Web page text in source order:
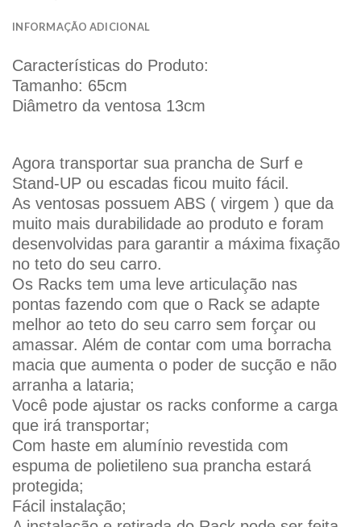
INFORMAÇÃO ADICIONAL
Características do Produto:
Tamanho: 65cm
Diâmetro da ventosa 13cm
Agora transportar sua prancha de Surf e
Stand-UP ou escadas ficou muito fácil.
As ventosas possuem ABS ( virgem ) que da
muito mais durabilidade ao produto e foram
desenvolvidas para garantir a máxima fixação
no teto do seu carro.
Os Racks tem uma leve articulação nas
pontas fazendo com que o Rack se adapte
melhor ao teto do seu carro sem forçar ou
amassar. Além de contar com uma borracha
macia que aumenta o poder de sucção e não
arranha a lataria;
Você pode ajustar os racks conforme a carga
que irá transportar;
Com haste em alumínio revestida com
espuma de polietileno sua prancha estará
protegida;
Fácil instalação;